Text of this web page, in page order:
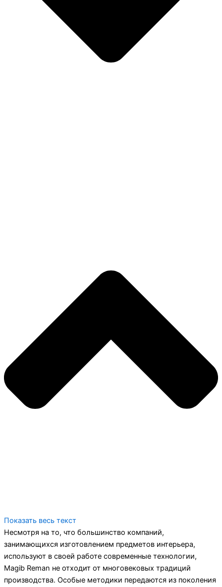
Показать весь текст
Несмотря на то, что большинство компаний,
занимающихся изготовлением предметов интерьера,
используют в своей работе современные технологии,
Magib Reman не отходит от многовековых традиций
производства. Особые методики передаются из поколения